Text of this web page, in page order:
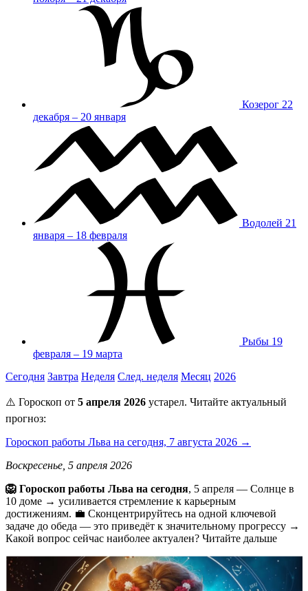
Козерог 22
декабря – 20 января
Водолей 21
января – 18 февраля
Рыбы 19
февраля – 19 марта
Сегодня Завтра Неделя След. неделя Месяц 2026
⚠️ Гороскоп от 5 апреля 2026 устарел. Читайте актуальный
прогноз:
Гороскоп работы Льва на сегодня, 7 августа 2026 →
Воскресенье, 5 апреля 2026
🦁 Гороскоп работы Льва на сегодня, 5 апреля — Солнце в
10 доме → усиливается стремление к карьерным
достижениям. 💼 Сконцентрируйтесь на одной ключевой
задаче до обеда — это приведёт к значительному прогрессу →
Какой вопрос сейчас наиболее актуален? Читайте дальше